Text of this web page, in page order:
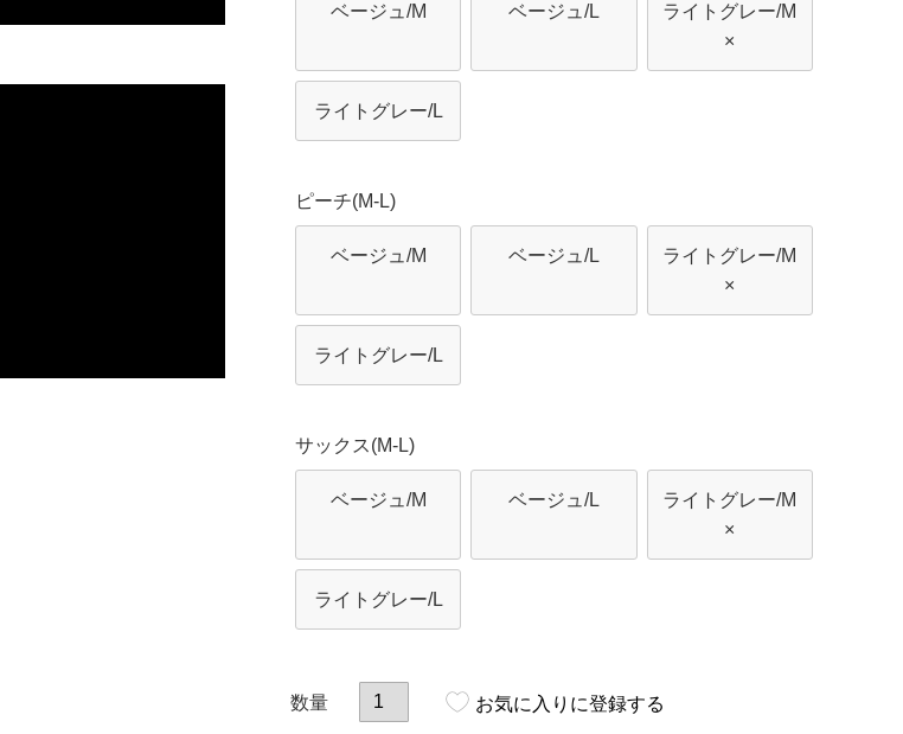
ベージュ/M ベージュ/L
ライトグレー/M
×
ライトグレー/L
ピーチ(M-L)
ベージュ/M ベージュ/L
ライトグレー/M
×
ライトグレー/L
サックス(M-L)
ベージュ/M ベージュ/L
ライトグレー/M
×
ライトグレー/L
お気に入りに登録する